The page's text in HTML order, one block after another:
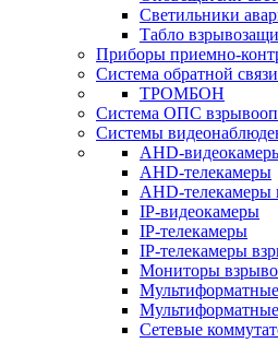
Светильники
Табло
Приборы приемно-
Система обратной связи
ТРОМБОН
Система ОПС
Системы
AHD-
AHD-телекамеры
AHD-
IP-видеокамеры
IP-телекамеры
IP-телекамеры
Мониторы
Сетевые